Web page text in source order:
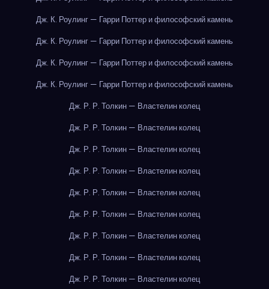
Дж. К. Роулинг — Гарри Поттер и философский камень
Дж. К. Роулинг — Гарри Поттер и философский камень
Дж. К. Роулинг — Гарри Поттер и философский камень
Дж. К. Роулинг — Гарри Поттер и философский камень
Дж. Р. Р. Толкин — Властелин колец
Дж. Р. Р. Толкин — Властелин колец
Дж. Р. Р. Толкин — Властелин колец
Дж. Р. Р. Толкин — Властелин колец
Дж. Р. Р. Толкин — Властелин колец
Дж. Р. Р. Толкин — Властелин колец
Дж. Р. Р. Толкин — Властелин колец
Дж. Р. Р. Толкин — Властелин колец
Дж. Р. Р. Толкин — Властелин колец